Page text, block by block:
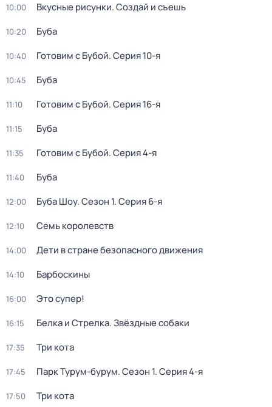
10:00 Вкусные рисунки. Создай и съешь
10:20 Буба
10:40 Готовим с Бубой. Серия 10-я
10:45 Буба
11:10 Готовим с Бубой. Серия 16-я
11:15 Буба
11:35 Готовим с Бубой. Серия 4-я
11:40 Буба
12:00 Буба Шоу. Сезон 1. Серия 6-я
12:10 Семь королевств
14:00 Дети в стране безопасного движения
14:10 Барбоскины
16:00 Это супер!
16:15 Белка и Стрелка. Звёздные собаки
17:35 Три кота
17:45 Парк Турум-бурум. Сезон 1. Серия 4-я
17:50 Три кота